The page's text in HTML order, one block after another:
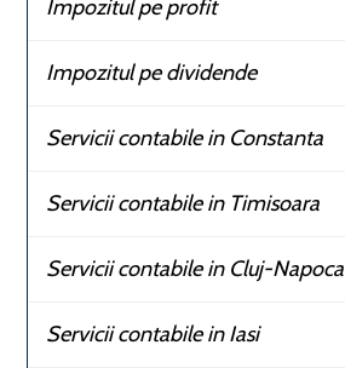
Impozitul pe profit
Impozitul pe dividende
Servicii contabile in Constanta
Servicii contabile in Timisoara
Servicii contabile in Cluj-Napoca
Servicii contabile in Iasi